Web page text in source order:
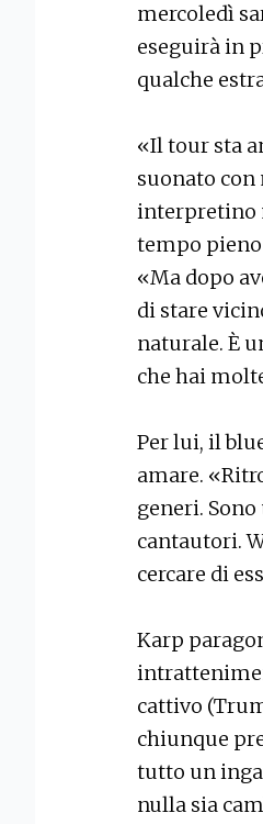
mercoledì
eseguirà in
qualche
«Il tour sta
suonato
interpretino
tempo
«Ma dopo
di stare
naturale. È
che hai
Per lui, il
amare.
generi.
cantautori.
cercare di
Karp
cattivo
chiunque
tutto un
nulla sia